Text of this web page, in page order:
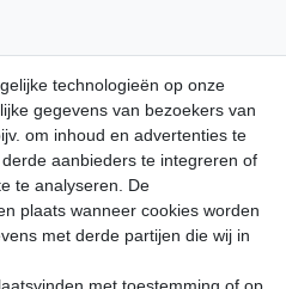
nieuwsbrief en mis nooit
technologieën op onze
gegevens van bezoekers van
om inhoud en advertenties te
aanbieders te integreren of
te analyseren. De
plaats wanneer cookies worden
met derde partijen die wij in